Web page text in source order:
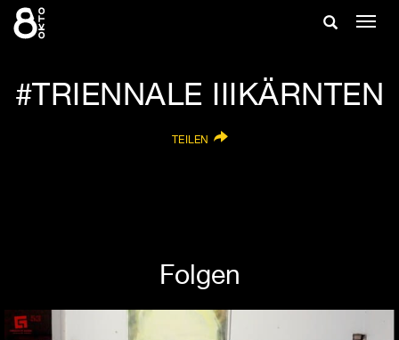
Zum
Inhalt
Suche
TRIENNALE IIIKÄRNTEN
TEILEN
Folgen